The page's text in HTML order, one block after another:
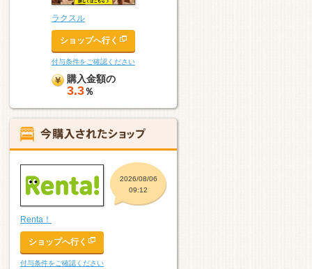
ラクスル
ショップへ行く
付与条件をご確認ください
購入金額の
3.3％
2026/08/06
09:12
Renta！
ショップへ行く
付与条件をご確認ください